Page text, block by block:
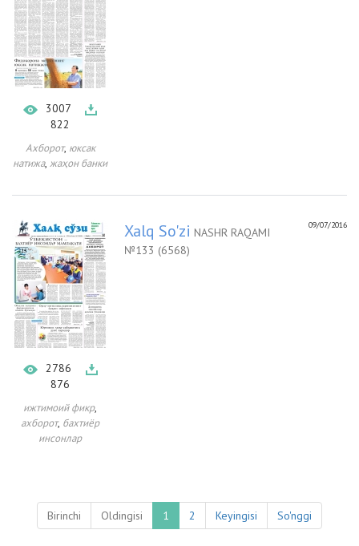
3007
822
Ахборот, юксак
натижа, жаҳон банки
2786
876
ижтимоий фикр,
ахборот, бахтиёр
инсонлар
09/07/2016
Xalq So'zi NASHR RAQAMI
№133 (6568)
Birinchi Oldingisi 1 2 Keyingisi So'nggi